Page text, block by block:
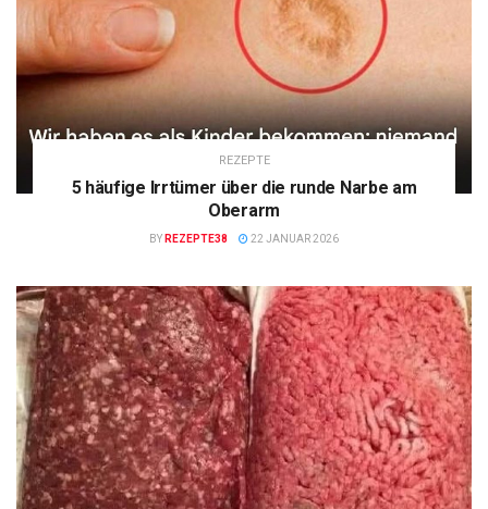
REZEPTE
5 häufige Irrtümer über die runde Narbe am
Oberarm
BY REZEPTE38 22 JANUAR 2026